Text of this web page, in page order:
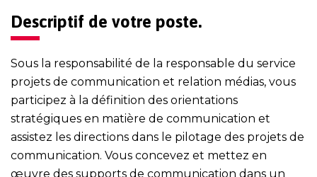
Descriptif de votre poste.
Sous la responsabilité de la responsable du service
projets de communication et relation médias, vous
participez à la définition des orientations
stratégiques en matière de communication et
assistez les directions dans le pilotage des projets de
communication. Vous concevez et mettez en
œuvre des supports de communication dans un